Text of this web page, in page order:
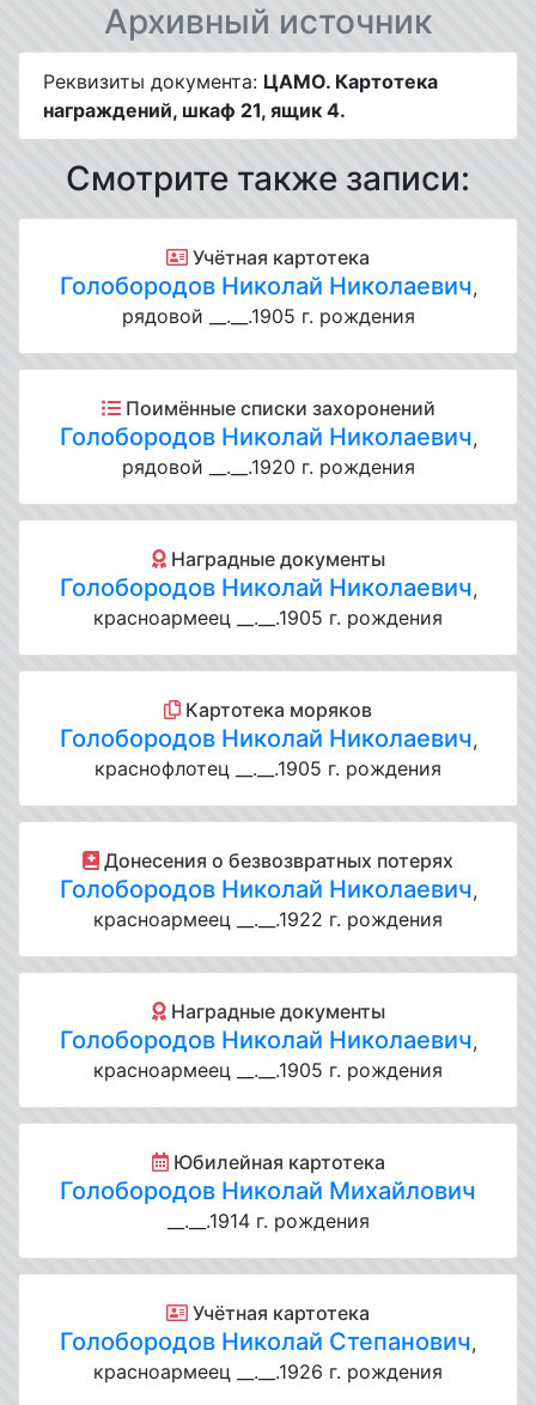
Архивный источник
Реквизиты документа: ЦАМО. Картотека
награждений, шкаф 21, ящик 4.
Смотрите также записи:
Учётная картотека
Голобородов Николай Николаевич,
рядовой __.__.1905 г. рождения
Поимённые списки захоронений
Голобородов Николай Николаевич,
рядовой __.__.1920 г. рождения
Наградные документы
Голобородов Николай Николаевич,
красноармеец __.__.1905 г. рождения
Картотека моряков
Голобородов Николай Николаевич,
краснофлотец __.__.1905 г. рождения
Донесения о безвозвратных потерях
Голобородов Николай Николаевич,
красноармеец __.__.1922 г. рождения
Наградные документы
Голобородов Николай Николаевич,
красноармеец __.__.1905 г. рождения
Юбилейная картотека
Голобородов Николай Михайлович
__.__.1914 г. рождения
Учётная картотека
Голобородов Николай Степанович,
красноармеец __.__.1926 г. рождения